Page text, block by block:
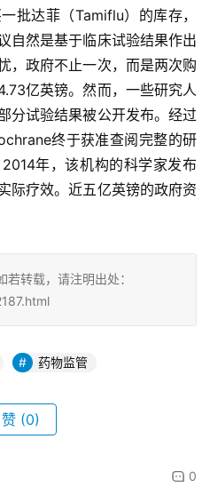
批达菲（Tamiflu）的库存，
自然是基于临床试验结果作出
，政府不止一次，而是两次购
亿英镑。然而，一些研究人
分试验结果被公开发布。经过
终于获准查阅完整的研
年，该机构的科学家发布
际疗效。近五亿英镑的政府资
转载，请注明出处：
药物监管
赞 (0)
0